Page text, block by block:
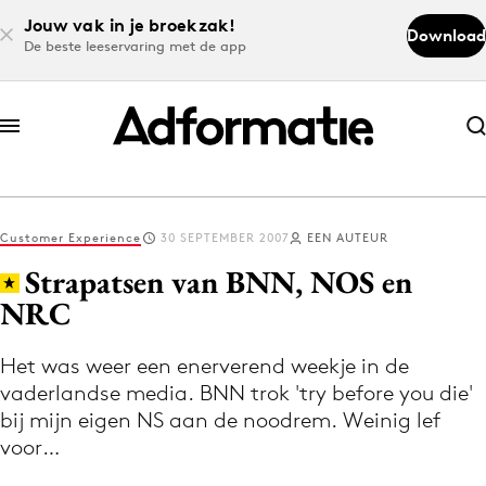
Jouw vak in je broekzak!
De beste leeservaring met de app
Download
Abonneer nu
Abonneer nu
Log in
Volg het laatste nieuws via de Adformatie
Nieuws app
Customer Experience 30 SEPTEMBER 2007 EEN AUTEUR
Strapatsen van BNN, NOS en
NRC
Het was weer een enerverend weekje in de
vaderlandse media. BNN trok 'try before you die'
bij mijn eigen NS aan de noodrem. Weinig lef
voor…